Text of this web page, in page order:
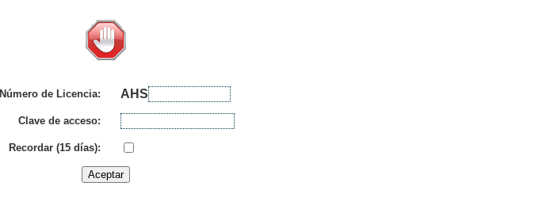
Número de Licencia: AHS
Clave de acceso:
Recordar (15 días):